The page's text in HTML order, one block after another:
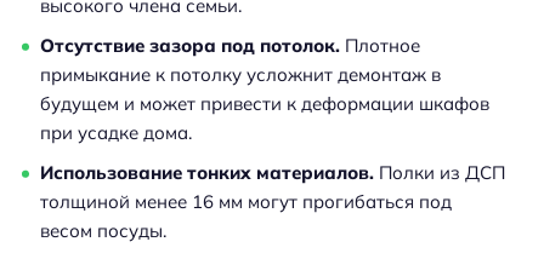
высокого члена семьи.
Отсутствие зазора под потолок. Плотное
примыкание к потолку усложнит демонтаж в
будущем и может привести к деформации шкафов
при усадке дома.
Использование тонких материалов. Полки из ДСП
толщиной менее 16 мм могут прогибаться под
весом посуды.